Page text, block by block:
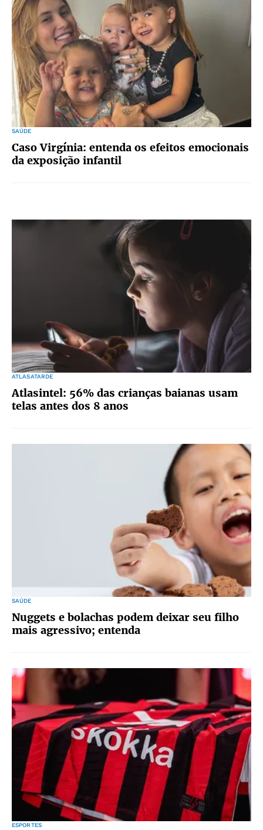
SAÚDE
Caso Virgínia: entenda os efeitos emocionais
da exposição infantil
ATLASATARDE
Atlasintel: 56% das crianças baianas usam
telas antes dos 8 anos
SAÚDE
Nuggets e bolachas podem deixar seu filho
mais agressivo; entenda
ESPORTES